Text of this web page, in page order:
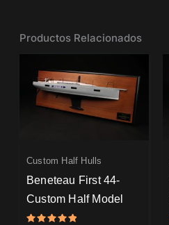
Productos Relacionados
Custom Half Hulls
Beneteau First 44-
Custom Half Model